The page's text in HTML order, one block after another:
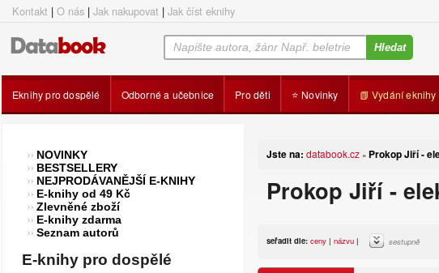
Kontakt | O nás | Jak nakupovat | Jak číst eknihy
Eknihy pro dospělé Odborné a učebnice Pro děti ⭐ Novinky 📗 Vydání eknihy
Jste na: databook.cz » Prokop Jiří -
Prokop Jiří -
seřadit dle: ceny | názvu | sestupně
NOVINKY
BESTSELLERY
NEJPRODÁVANĚJŠÍ E-KNIHY
E-knihy od 49 Kč
Zlevněné zboží
E-knihy zdarma
Seznam autorů
E-knihy pro dospělé